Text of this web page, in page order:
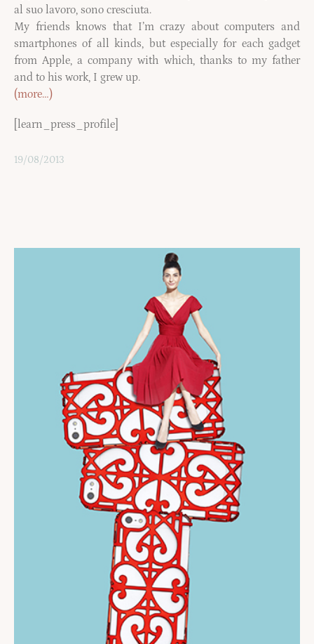
al suo lavoro, sono cresciuta.
My friends knows that I’m crazy about computers and
smartphones of all kinds, but especially for each gadget
from Apple, a company with which, thanks to my father
and to his work, I grew up.
(more…)
[learn_press_profile]
19/08/2013